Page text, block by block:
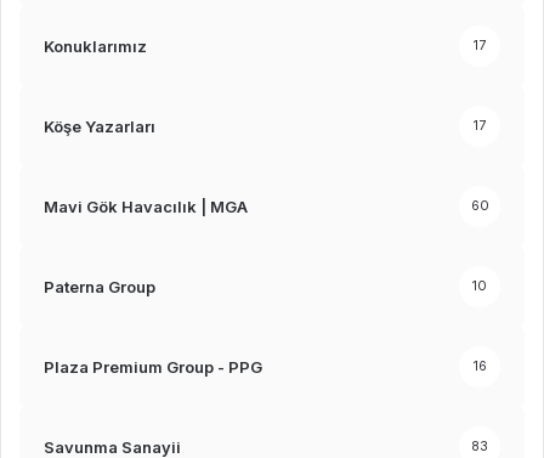
Konuklarımız 17
Köşe Yazarları 17
Mavi Gök Havacılık | MGA 60
Paterna Group 10
Plaza Premium Group - PPG 16
Savunma Sanayii 83